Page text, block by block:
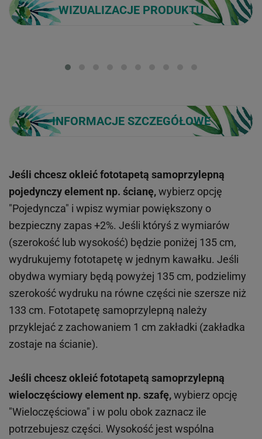
WIZUALIZACJE PRODUKTU
INFORMACJE SZCZEGÓŁOWE
Jeśli chcesz okleić fototapetą samoprzylepną
pojedynczy element np. ścianę,wybierz opcję
"Pojedyncza" i wpisz wymiar powiększony o
bezpieczny zapas +2%. Jeśli któryś z wymiarów
(szerokość lub wysokość) będzie poniżej 135 cm,
wydrukujemy fototapetę w jednym kawałku. Jeśli
obydwa wymiary będą powyżej 135 cm, podzielimy
szerokość wydruku na równe części nie szersze niż
133 cm. Fototapetę samoprzylepną należy
przyklejać z zachowaniem 1 cm zakładki (zakładka
zostaje na ścianie).
Jeśli chcesz okleić fototapetą samoprzylepną
wieloczęściowy element np. szafę,wybierz opcję
"Wieloczęściowa" i w polu obok zaznacz ile
potrzebujesz części. Wysokość jest wspólna